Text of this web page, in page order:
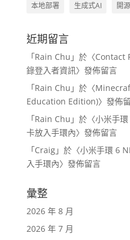
本地部署
生成式AI 開源
近期留言
「Rain Chu 」於〈Contact
錄登入者資訊〉發佈留言
「Rain Chu 」於〈
Education Edition)〉發佈
「Rain Chu 」於〈小米手
卡放入手環內〉發佈留言
「Craig」於〈小米手環 6
入手環內〉發佈留言
彙整
2026 年 8 月
2026 年 7 月